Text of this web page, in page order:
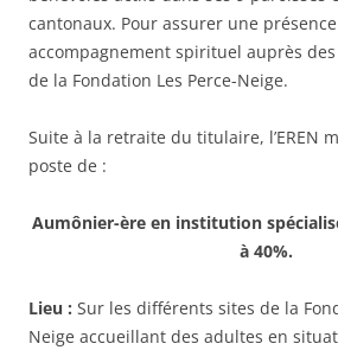
cantonaux. Pour assurer une
accompagnement spirituel auprès
de la Fondation Les Perce-Neige.
Suite à la retraite du titulaire, l’EREN
poste de :
Aumônier-ère en institution
à 40%.
Lieu : Sur les différents sites de la
Neige accueillant des adultes en